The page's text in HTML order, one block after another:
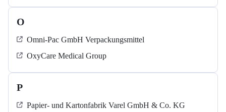
O
Omni-Pac GmbH Verpackungsmittel
OxyCare Medical Group
P
Papier- und Kartonfabrik Varel GmbH & Co. KG